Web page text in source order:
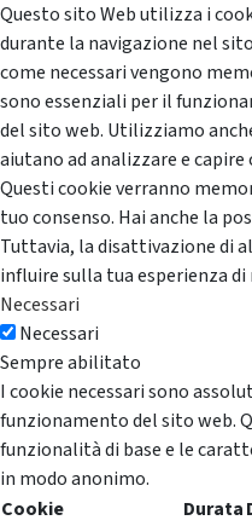
Questo sito Web utilizza i
durante la navigazione nel
come necessari vengono
sono essenziali per il
del sito web. Utilizziamo
aiutano ad analizzare e
Questi cookie verranno
tuo consenso. Hai anche la
Tuttavia, la disattivazione di
influire sulla tua esperienza di
Necessari
Necessari
Sempre abilitato
I cookie necessari sono
funzionamento del sito web.
funzionalità di base e le
in modo anonimo.
Cookie
Durata